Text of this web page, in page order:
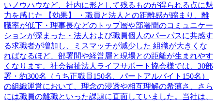
いノウハウなど、社内に形として残るものが得られる点に魅
⼒を感じた 【効果】 ・職員と法⼈との距離感が縮まり、離
職率が低下・理事⻑などのトップ層や部署間のコミュニケー
ションが深まった・法⼈および職員個⼈のパーパスに共感す
る求職者が増加し、ミスマッチが減少した 組織が⼤きくな
ればなるほど、部署間や経営層と現場との距離が⽣まれやす
くなります。社会福祉法⼈ライフサポート協会様では、30部
署・約300名（うち正職員150名、パートアルバイト150名）
の組織運営において、理念の浸透や相互理解の希薄さ、さら
には職員の離職といった課題に直⾯していました。当社は、